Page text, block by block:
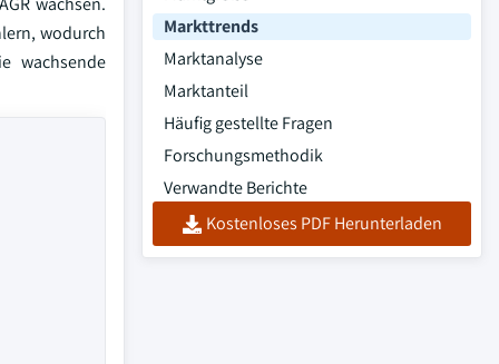
wodurch
wachsende
Markttrends
Marktanalyse
Marktanteil
Häufig gestellte Fragen
Forschungsmethodik
Verwandte Berichte
Kostenloses PDF Herunterladen